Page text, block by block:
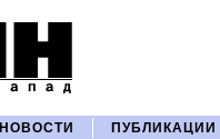
НОВОСТИ ПУБЛИКАЦИИ